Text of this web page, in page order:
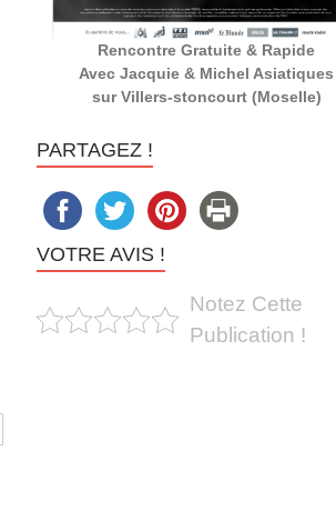
Rencontre Gratuite & Rapide
Avec Jacquie & Michel Asiatiques
sur Villers-stoncourt (Moselle)
PARTAGEZ !
VOTRE AVIS !
Notez Cette
Publication !